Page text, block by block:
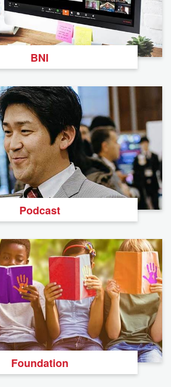
BNI
Podcast
Foundation